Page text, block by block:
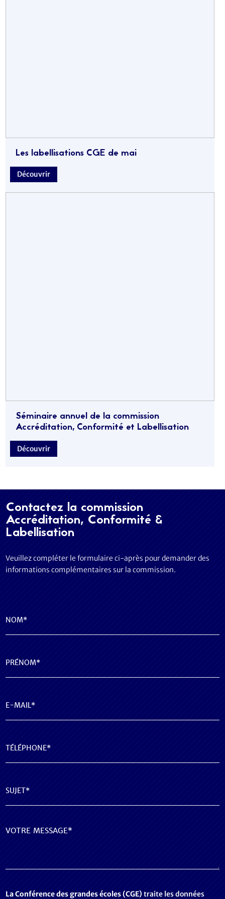
Les labellisations CGE de mai
Découvrir
Séminaire annuel de la commission
Accréditation, Conformité et Labellisation
Découvrir
Contactez la commission
Accréditation, Conformité &
Labellisation
Veuillez compléter le formulaire ci-après pour demander des
informations complémentaires sur la commission.
(Nécessaire)
Prénom
(Nécessaire)
mail
(Nécessaire)
Téléphone
(Nécessaire)
(Nécessaire)
Message
La Conférence des grandes écoles (CGE) traite les données